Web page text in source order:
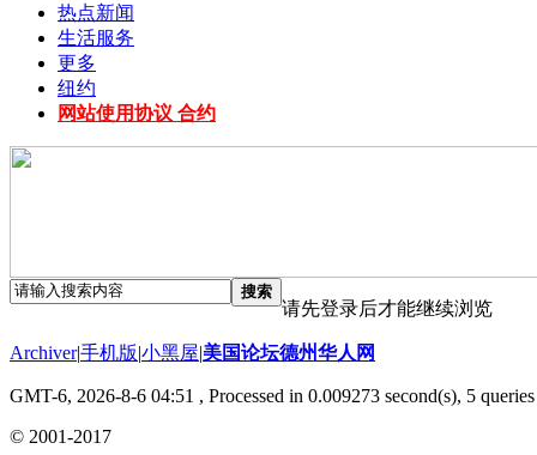
热点新闻
生活服务
更多
纽约
网站使用协议 合约
搜索
请先登录后才能继续浏览
Archiver|手机版|小黑屋|美国论坛德州华人网
GMT-6, 2026-8-6 04:51 , Processed in 0.009273 second(s), 5
© 2001-2017